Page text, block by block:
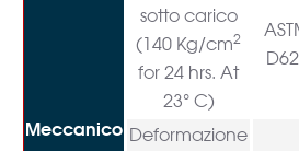
Meccanico
sotto carico
(140 Kg/cm2
for 24 hrs. At
23° C)
Deformazione